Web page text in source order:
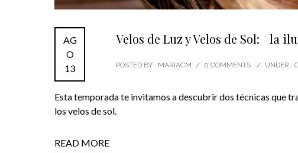
AG
O
13
Velos de Luz y Velos de Sol: la
POSTED BY : MARIACM / 0 COMMENTS / UNDER :
Esta temporada te invitamos a descubrir dos técnicas que
los velos de sol.
READ MORE